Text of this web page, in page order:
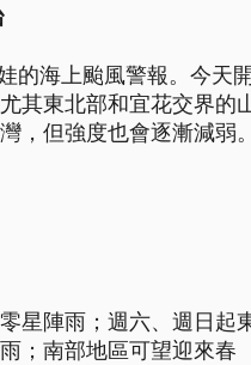
的海上颱風警報。今天開
其東北部和宜花交界的
，但強度也會逐漸減弱。
星陣雨；週六、週日起
；南部地區可望迎來春